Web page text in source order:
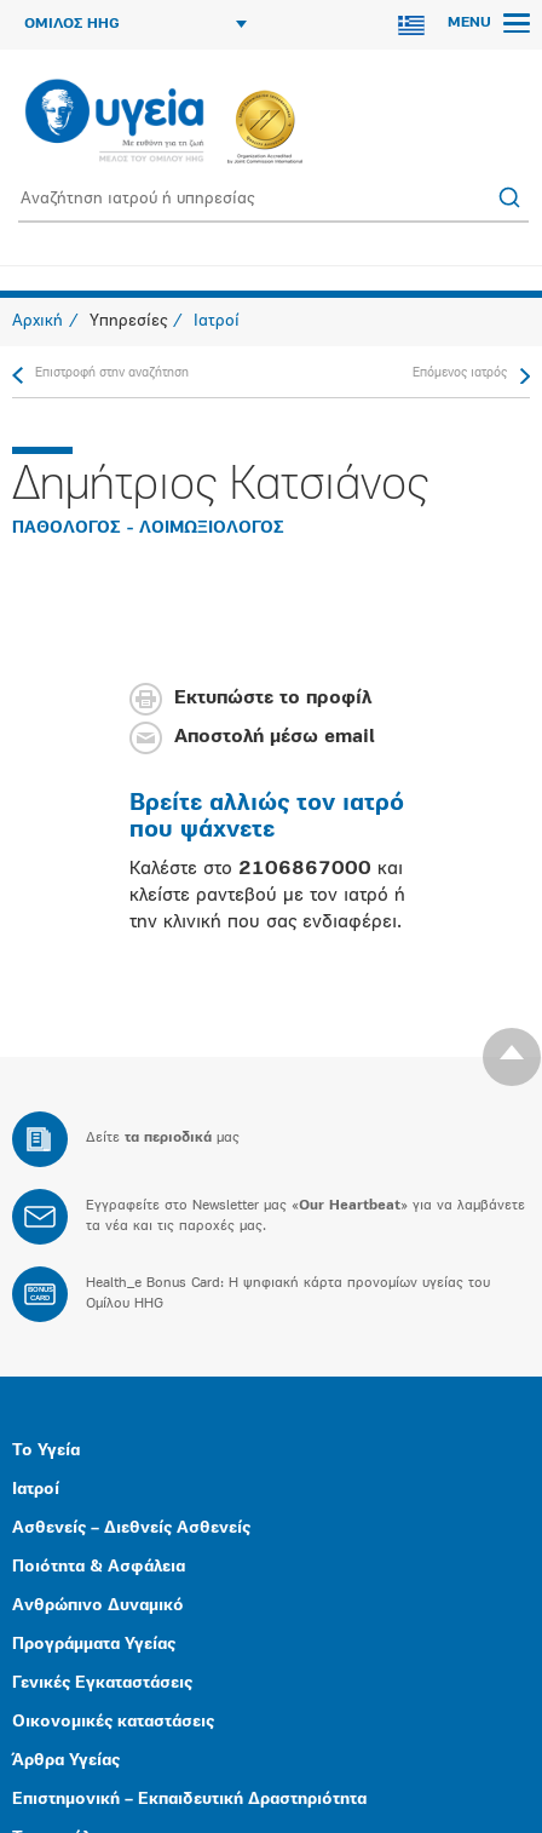
ΟΜΙΛΟΣ HHG MENU
Αρχική Υπηρεσίες Ιατροί
Επιστροφή στην αναζήτηση Επόμενος ιατρός
Δημήτριος Κατσιάνος
ΠΑΘΟΛΟΓΟΣ - ΛΟΙΜΩΞΙΟΛΟΓΟΣ
Εκτυπώστε το προφίλ
Αποστολή μέσω email
Βρείτε αλλιώς τον ιατρό
που ψάχνετε
Καλέστε στο 2106867000 και
κλείστε ραντεβού με τον ιατρό ή
την κλινική που σας ενδιαφέρει.
Δείτε τα περιοδικά μας
Εγγραφείτε στο Newsletter μας «Our Heartbeat» για να λαμβάνετε
τα νέα και τις παροχές μας.
BONUS
CARD
Health_e Bonus Card: H ψηφιακή κάρτα προνομίων υγείας του
Ομίλου HHG
Το Υγεία
Ιατροί
Ασθενείς – Διεθνείς Ασθενείς
Ποιότητα & Ασφάλεια
Ανθρώπινο Δυναμικό
Προγράμματα Υγείας
Γενικές Εγκαταστάσεις
Οικονομικές καταστάσεις
Άρθρα Υγείας
Επιστημονική – Εκπαιδευτική Δραστηριότητα